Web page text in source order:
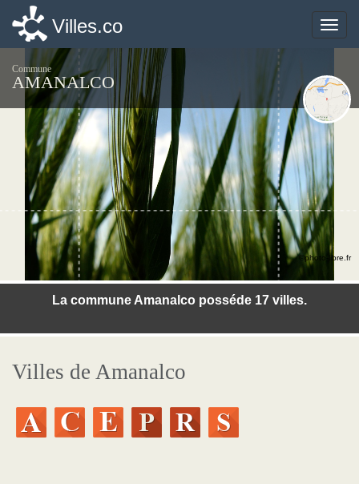
Toggle
Villes.co
Commune
AMANALCO
La commune Amanalco posséde 17 villes.
©photo-libre.fr
Villes de Amanalco
Toggle
Villes.co